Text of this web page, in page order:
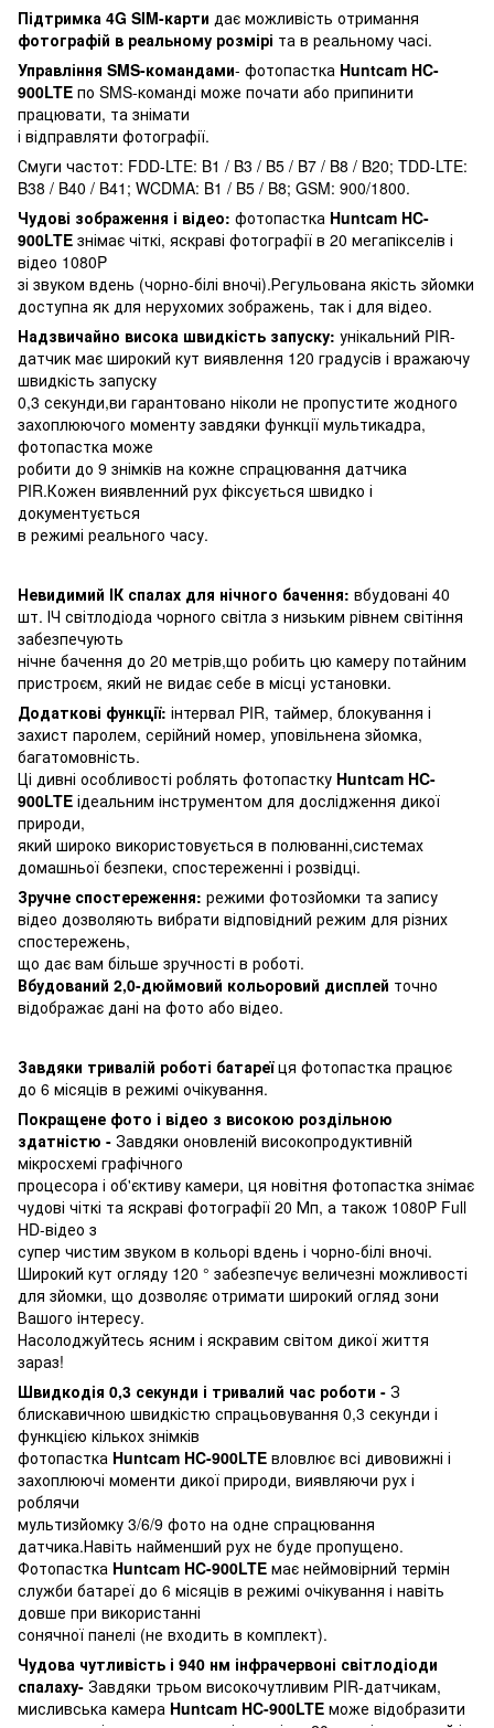
Підтримка 4G SIM-карти дає можливість отримання
фотографій в реальному розмірі та в реальному часі.
Управління SMS-командами- фотопастка Huntcam HC-
900LTE по SMS-команді може почати або припинити
працювати, та знімати
і відправляти фотографії.
Смуги частот: FDD-LTE: B1 / B3 / B5 / B7 / B8 / B20; TDD-LTE:
B38 / B40 / B41; WCDMA: B1 / B5 / B8; GSM: 900/1800.
Чудові зображення і відео: фотопастка Huntcam HC-
900LTE знімає чіткі, яскраві фотографії в 20 мегапікселів і
відео 1080P
зі звуком вдень ​​(чорно-білі вночі).Регульована якість зйомки
доступна як для нерухомих зображень, так і для відео.
Надзвичайно висока швидкість запуску: унікальний PIR-
датчик має широкий кут виявлення 120 градусів і вражаючу
швидкість запуску
0,3 секунди,ви гарантовано ніколи не пропустите жодного
захоплюючого моменту завдяки функції мультикадра,
фотопастка може
робити до 9 знімків на кожне спрацювання датчика
PIR.Кожен виявленний рух фіксується швидко і
документується
в режимі реального часу.
Невидимий ІК спалах для нічного бачення: вбудовані 40
шт. ІЧ світлодіода чорного світла з низьким рівнем світіння
забезпечують
нічне бачення до 20 метрів,що робить цю камеру потайним
пристроєм, який не видає себе в місці установки.
Додаткові функції: інтервал PIR, таймер, блокування і
захист паролем, серійний номер, уповільнена зйомка,
багатомовність.
Ці дивні особливості роблять фотопастку Huntcam HC-
900LTE ідеальним інструментом для дослідження дикої
природи,
який широко використовується в полюванні,системах
домашньої безпеки, спостереженні і розвідці.
Зручне спостереження: режими фотозйомки та запису
відео дозволяють вибрати відповідний режим для різних
спостережень,
що дає вам більше зручності в роботі.
Вбудований 2,0-дюймовий кольоровий дисплей точно
відображає дані на фото або відео.
Завдяки тривалій роботі батареїця фотопастка працює
до 6 місяців в режимі очікування.
Покращене фото і відео з високою роздільною
здатністю - Завдяки оновленій високопродуктивній
мікросхемі графічного
процесора і об'єктиву камери, ця новітня фотопастка знімає
чудові чіткі та яскраві фотографії 20 Мп, а також 1080P Full
HD-відео з
супер чистим звуком в кольорі вдень ​​і чорно-білі вночі.
Широкий кут огляду 120 ° забезпечує величезні можливості
для зйомки, що дозволяє отримати широкий огляд зони
Вашого інтересу.
Насолоджуйтесь ясним і яскравим світом дикої життя
зараз!
Швидкодія 0,3 секунди і тривалий час роботи - З
блискавичною швидкістю спрацьовування 0,3 секунди і
функцією кількох знімків
фотопастка Huntcam HC-900LTE вловлює всі дивовижні і
захоплюючі моменти дикої природи, виявляючи рух і
роблячи
мультизйомку 3/6/9 фото на одне спрацювання
датчика.Навіть найменший рух не буде пропущено.
Фотопастка Huntcam HC-900LTE має неймовірний термін
служби батареї до 6 місяців в режимі очікування і навіть
довше при використанні
сонячної панелі (не входить в комплект).
Чудова чутливість і 940 нм інфрачервоні світлодіоди
спалаху- Завдяки трьом високочутливим PIR-датчикам,
мисливська камера Huntcam HC-900LTE може відобразити